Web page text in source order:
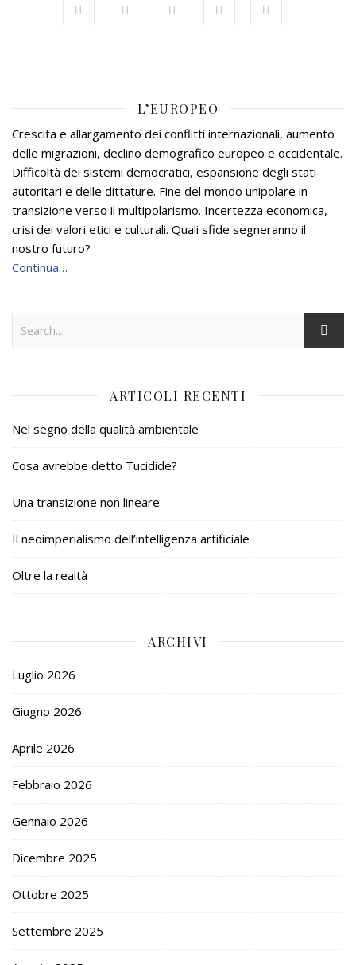
L’EUROPEO
Crescita e allargamento dei conflitti internazionali, aumento
delle migrazioni, declino demografico europeo e occidentale.
Difficoltà dei sistemi democratici, espansione degli stati
autoritari e delle dittature. Fine del mondo unipolare in
transizione verso il multipolarismo. Incertezza economica,
crisi dei valori etici e culturali. Quali sfide segneranno il
nostro futuro?
Continua…
ARTICOLI RECENTI
Nel segno della qualità ambientale
Cosa avrebbe detto Tucidide?
Una transizione non lineare
Il neoimperialismo dell’intelligenza artificiale
Oltre la realtà
ARCHIVI
Luglio 2026
Giugno 2026
Aprile 2026
Febbraio 2026
Gennaio 2026
Dicembre 2025
Ottobre 2025
Settembre 2025